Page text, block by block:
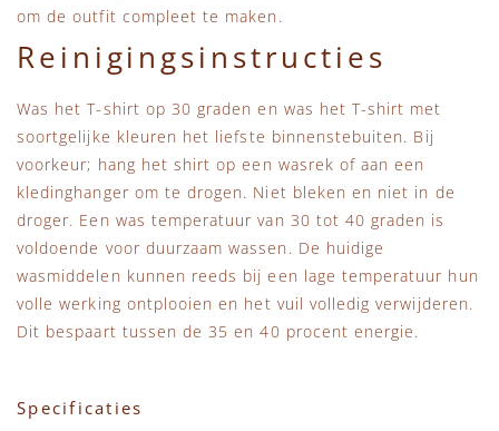
om de outfit compleet te maken.
Reinigingsinstructies
Was het T-shirt op 30 graden en was het T-shirt met
soortgelijke kleuren het liefste binnenstebuiten. Bij
voorkeur; hang het shirt op een wasrek of aan een
kledinghanger om te drogen. Niet bleken en niet in de
droger. Een was temperatuur van 30 tot 40 graden is
voldoende voor duurzaam wassen. De huidige
wasmiddelen kunnen reeds bij een lage temperatuur hun
volle werking ontplooien en het vuil volledig verwijderen.
Dit bespaart tussen de 35 en 40 procent energie.
Specificaties